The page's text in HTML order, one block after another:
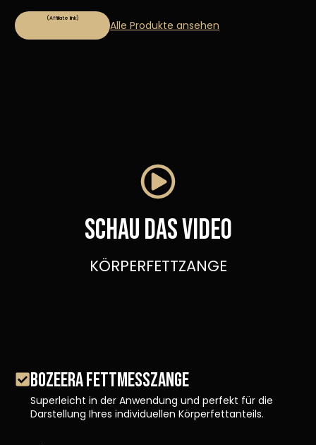
Alle Produkte ansehen
Schau das video
KÖRPERFETTZANGE
BOZEERA FETTMESSZANGE
Superleicht in der Anwendung und perfekt für die
Darstellung Ihres individuellen Körperfettanteils.